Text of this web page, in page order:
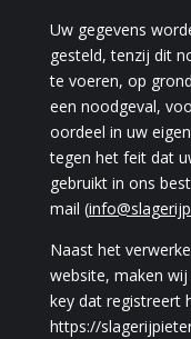
Uw gegevens
gesteld, tenzij dit
te voeren, op
een noodgeval,
oordeel in uw
tegen het feit dat
gebruikt in ons
mail (
Naast het
website, maken
key dat registreert
https://